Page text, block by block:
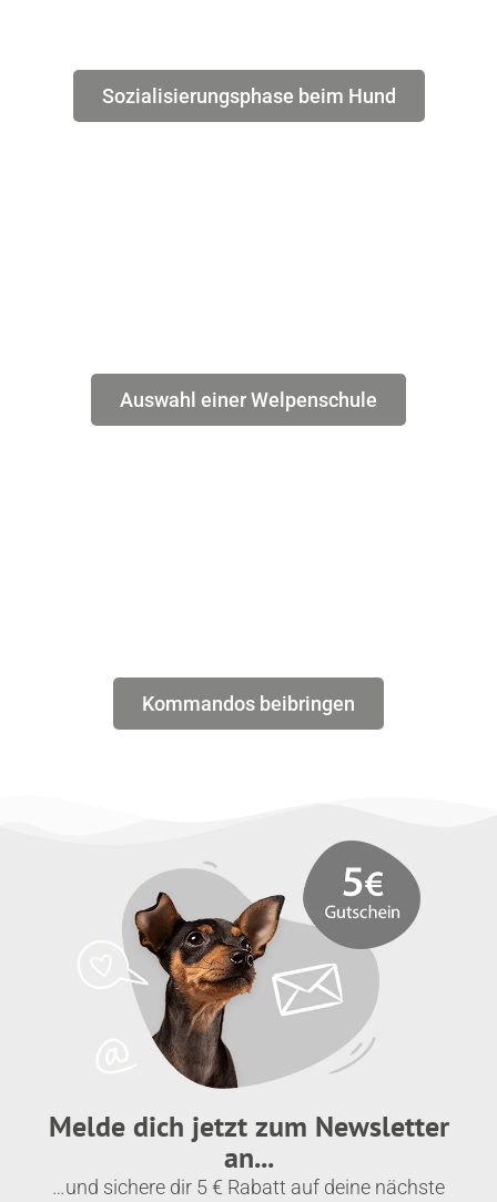
Sozialisierungsphase beim Hund
Auswahl einer Welpenschule
Kommandos beibringen
Melde dich jetzt zum Newsletter
an...
…und sichere dir 5 € Rabatt auf deine nächste